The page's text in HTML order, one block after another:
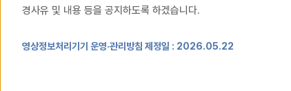
경사유 및 내용 등을 공지하도록 하겠습니다.
영상정보처리기기 운영·관리방침 제정일 : 2026.05.22